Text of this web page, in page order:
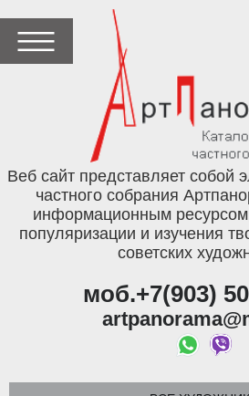
Веб сайт представляет собой
частного собрания
информационным
популяризации и изучения
советских
моб.+7(903)